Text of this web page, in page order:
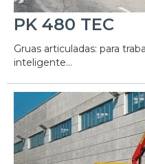
PK 480 TEC
Gruas articuladas: para
inteligente...